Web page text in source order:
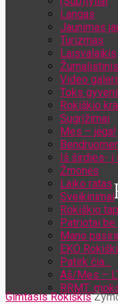
Langas
Jaunimas
Turizmas
Laisvalaikis
Video
Toks
Rokiškio
Sugrįžimai
Mes – jėga!
Iš širdies- į
Žmonės
Laiko ratas
Sveikinimai
Rokiškio
Patriotai be
Mano
EKO
Patirk čia…
Aš/Mes –
RRMT:
Gimtasis Rokiškis